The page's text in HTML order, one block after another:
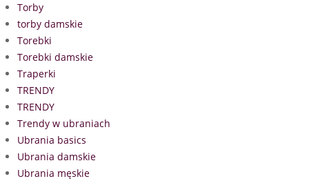
Torby
torby damskie
Torebki
Torebki damskie
Traperki
TRENDY
TRENDY
Trendy w ubraniach
Ubrania basics
Ubrania damskie
Ubrania męskie